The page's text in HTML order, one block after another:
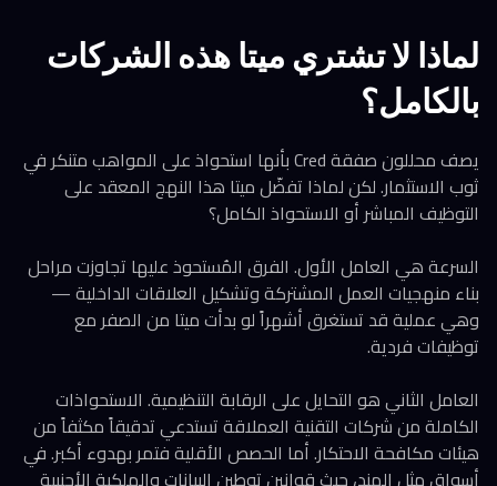
لماذا لا تشتري ميتا هذه الشركات
بالكامل؟
يصف محللون صفقة Cred بأنها استحواذ على المواهب متنكر في
ثوب الاستثمار. لكن لماذا تفضّل ميتا هذا النهج المعقد على
التوظيف المباشر أو الاستحواذ الكامل؟
السرعة هي العامل الأول. الفرق المُستحوذ عليها تجاوزت مراحل
بناء منهجيات العمل المشتركة وتشكيل العلاقات الداخلية —
وهي عملية قد تستغرق أشهراً لو بدأت ميتا من الصفر مع
توظيفات فردية.
العامل الثاني هو التحايل على الرقابة التنظيمية. الاستحواذات
الكاملة من شركات التقنية العملاقة تستدعي تدقيقاً مكثفاً من
هيئات مكافحة الاحتكار. أما الحصص الأقلية فتمر بهدوء أكبر. في
أسواق مثل الهند، حيث قوانين توطين البيانات والملكية الأجنبية